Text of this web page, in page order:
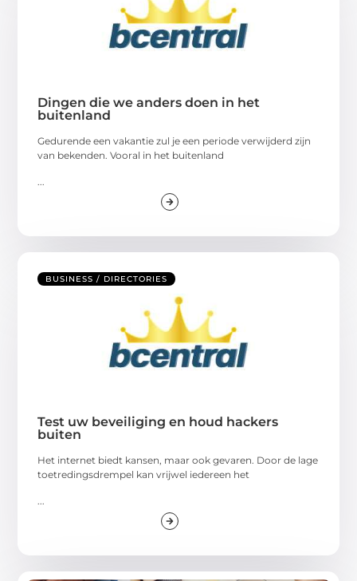
Dingen die we anders doen in het
buitenland
Gedurende een vakantie zul je een periode verwijderd zijn
van bekenden. Vooral in het buitenland
BUSINESS / DIRECTORIES
Test uw beveiliging en houd hackers
buiten
Het internet biedt kansen, maar ook gevaren. Door de lage
toetredingsdrempel kan vrijwel iedereen het